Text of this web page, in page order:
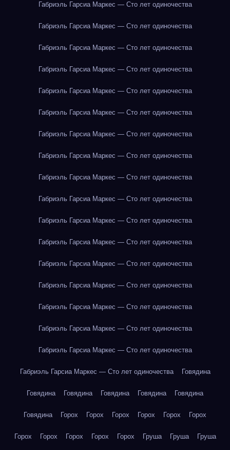
Габриэль Гарсиа Маркес — Сто лет одиночества
Габриэль Гарсиа Маркес — Сто лет одиночества
Габриэль Гарсиа Маркес — Сто лет одиночества
Габриэль Гарсиа Маркес — Сто лет одиночества
Габриэль Гарсиа Маркес — Сто лет одиночества
Габриэль Гарсиа Маркес — Сто лет одиночества
Габриэль Гарсиа Маркес — Сто лет одиночества
Габриэль Гарсиа Маркес — Сто лет одиночества
Габриэль Гарсиа Маркес — Сто лет одиночества
Габриэль Гарсиа Маркес — Сто лет одиночества
Габриэль Гарсиа Маркес — Сто лет одиночества
Габриэль Гарсиа Маркес — Сто лет одиночества
Габриэль Гарсиа Маркес — Сто лет одиночества
Габриэль Гарсиа Маркес — Сто лет одиночества
Габриэль Гарсиа Маркес — Сто лет одиночества
Габриэль Гарсиа Маркес — Сто лет одиночества
Габриэль Гарсиа Маркес — Сто лет одиночества
Габриэль Гарсиа Маркес — Сто лет одиночества Говядина
Говядина Говядина Говядина Говядина Говядина
Говядина Горох Горох Горох Горох Горох Горох
Горох Горох Горох Горох Горох Груша Груша Груша